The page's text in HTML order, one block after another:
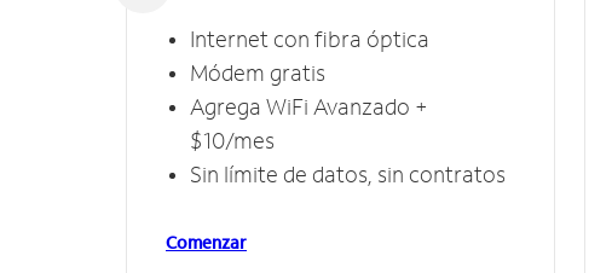
Internet con fibra óptica
Módem gratis
Agrega WiFi Avanzado +
$10/mes
Sin límite de datos, sin contratos
Comenzar